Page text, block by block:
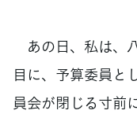
あの日、私は、
目に、予算委員と
員会が閉じる寸前